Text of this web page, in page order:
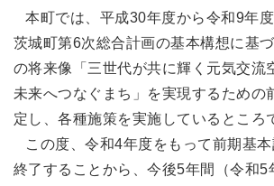
本町では、平成30年度から令和9年
茨城町第6次総合計画の基本構想に基
の将来像「三世代が共に輝く元気交
未来へつなぐまち」を実現するための
定し、各種施策を実施しているところ
この度、令和4年度をもって前期基
終了することから、今後5年間（令和5